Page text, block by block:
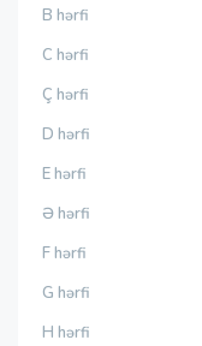
B hərfi
C hərfi
Ç hərfi
D hərfi
E hərfi
Ə hərfi
F hərfi
G hərfi
H hərfi